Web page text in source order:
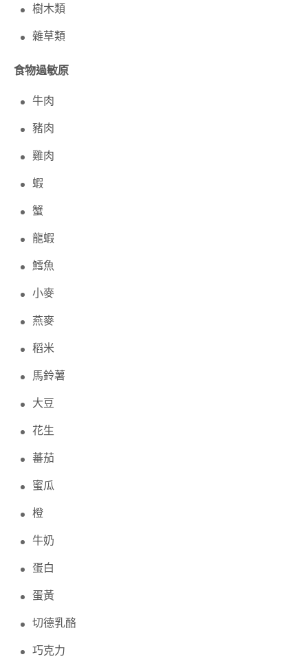
樹木類
雜草類
食物過敏原
牛肉
豬肉
雞肉
蝦
蟹
龍蝦
鱈魚
小麥
燕麥
稻米
馬鈴薯
大豆
花生
蕃茄
蜜瓜
橙
牛奶
蛋白
蛋黃
切德乳酪
巧克力